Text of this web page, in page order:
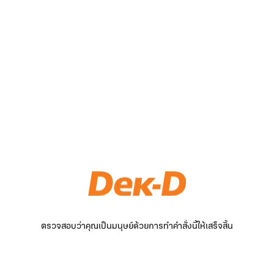
ตรวจสอบว่าคุณเป็นมนุษย์ด้วยการทำคำสั่งนี้ให้เสร็จสิ้น